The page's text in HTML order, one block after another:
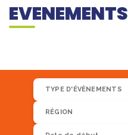
EVENEMENTS
TYPE D'ÉVÈNEMENTS
RÉGION